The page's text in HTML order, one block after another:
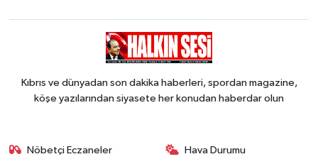
Kıbrıs ve dünyadan son dakika haberleri, spordan magazine,
köşe yazılarından siyasete her konudan haberdar olun
Nöbetçi Eczaneler Hava Durumu